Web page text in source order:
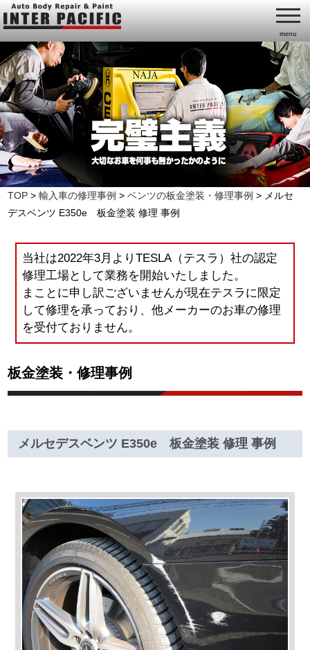
menu
TOP >輸入車の修理事例 >ベンツの板金塗装・修理事例 > メルセ
デスベンツ E350e 板金塗装 修理 事例
当社は2022年3月よりTESLA（テスラ）社の認定
修理工場として業務を開始いたしました。
まことに申し訳ございませんが現在テスラに限定
して修理を承っており、他メーカーのお車の修理
を受付ておりません。
板金塗装・修理事例
メルセデスベンツ E350e 板金塗装 修理 事例